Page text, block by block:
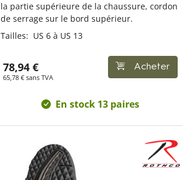
la partie supérieure de la chaussure, cordon
de serrage sur le bord supérieur.
Tailles: US 6 à US 13
78,94 €
65,78 € sans TVA
Acheter
En stock 13 paires